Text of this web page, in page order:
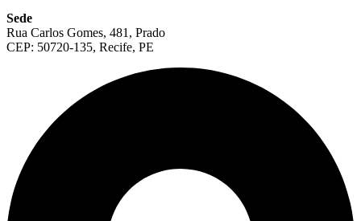
Sede
Rua Carlos Gomes, 481, Prado
CEP: 50720-135, Recife, PE